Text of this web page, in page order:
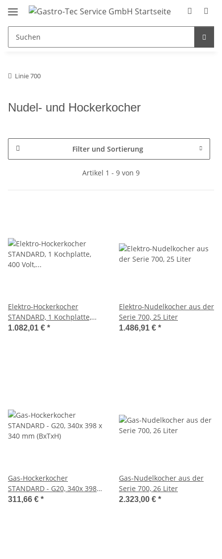
Linie 700
Nudel- und Hockerkocher
Filter und Sortierung
Artikel 1 - 9 von 9
Elektro-Hockerkocher
STANDARD, 1 Kochplatte,
400 Volt, 580 x 580 x 380 mm
1.082,01 € *
Elektro-Nudelkocher aus der
Serie 700, 25 Liter
1.486,91 € *
Gas-Hockerkocher
STANDARD - G20, 340x 398 x
340 mm (BxTxH)
311,66 € *
Gas-Nudelkocher aus der
Serie 700, 26 Liter
2.323,00 € *